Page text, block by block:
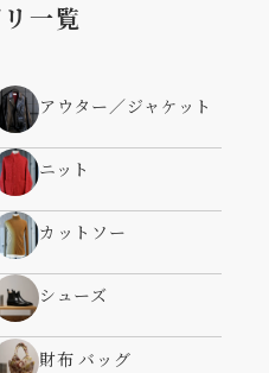
一覧
アウター／ジャケット
ニット
カットソー
シューズ
財布 バッグ